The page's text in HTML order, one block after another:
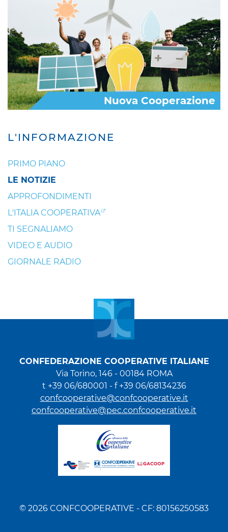
L'INFORMAZIONE
PRIMO PIANO
LE NOTIZIE
APPROFONDIMENTI
L'ITALIA COOPERATIVA
TI SEGNALIAMO
VIDEO E AUDIO
GIORNALE RADIO
Nuova Cooperazione
CONFEDERAZIONE COOPERATIVE ITALIANE
Via Torino, 146 - 00184 ROMA
t +39 06/680001 - f +39 06/68134236
confcooperative@confcooperative.it
confcooperative@pec.confcooperative.it
© 2026 CONFCOOPERATIVE - CF: 80156250583